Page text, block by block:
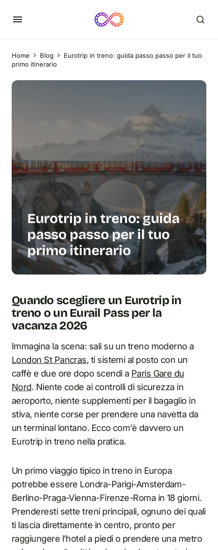
Home Blog
Eurotrip in treno: guida passo passo per il tuo
primo itinerario
Eurotrip in treno: guida
passo passo per il tuo
primo itinerario
Quando scegliere un Eurotrip in
treno o un Eurail Pass per la
vacanza 2026
Immagina la scena: sali su un treno moderno a
London St Pancras, ti sistemi al posto con un
caffè e due ore dopo scendi a Paris Gare du
Nord. Niente code ai controlli di sicurezza in
aeroporto, niente supplementi per il bagaglio in
stiva, niente corse per prendere una navetta da
un terminal lontano. Ecco com’è davvero un
Eurotrip in treno nella pratica.
Un primo viaggio tipico in treno in Europa
potrebbe essere Londra-Parigi-Amsterdam-
Berlino-Praga-Vienna-Firenze-Roma in 18 giorni.
Prenderesti sette treni principali, ognuno dei quali
ti lascia direttamente in centro, pronto per
raggiungere l’hotel a piedi o prendere una metro